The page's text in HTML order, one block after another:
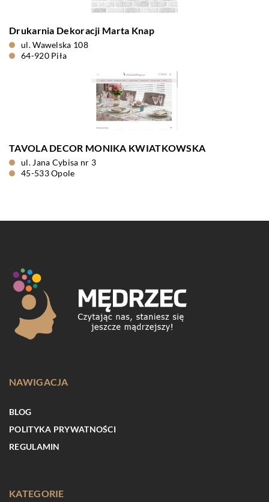
Drukarnia Dekoracji Marta Knap
ul. Wawelska 108
64-920 Piła
TAVOLA DECOR MONIKA KWIATKOWSKA
ul. Jana Cybisa nr 3
45-533 Opole
NAWIGACJA
BLOG
POLITYKA PRYWATNOŚCI
REGULAMIN
KATEGORIE